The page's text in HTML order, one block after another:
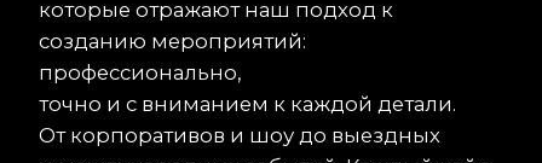
От корпоративов и шоу до выездных
и международных событий. Каждый кейс
демонстрирует наши возможности
и может стать вдохновением
для вашего будущего проекта.